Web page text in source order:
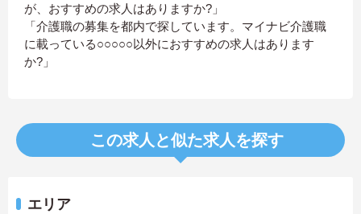
が、おすすめの求人はありますか?」
「介護職の募集を都内で探しています。マイナビ介護職
に載っている○○○○○以外におすすめの求人はあります
か?」
この求人と似た求人を探す
エリア